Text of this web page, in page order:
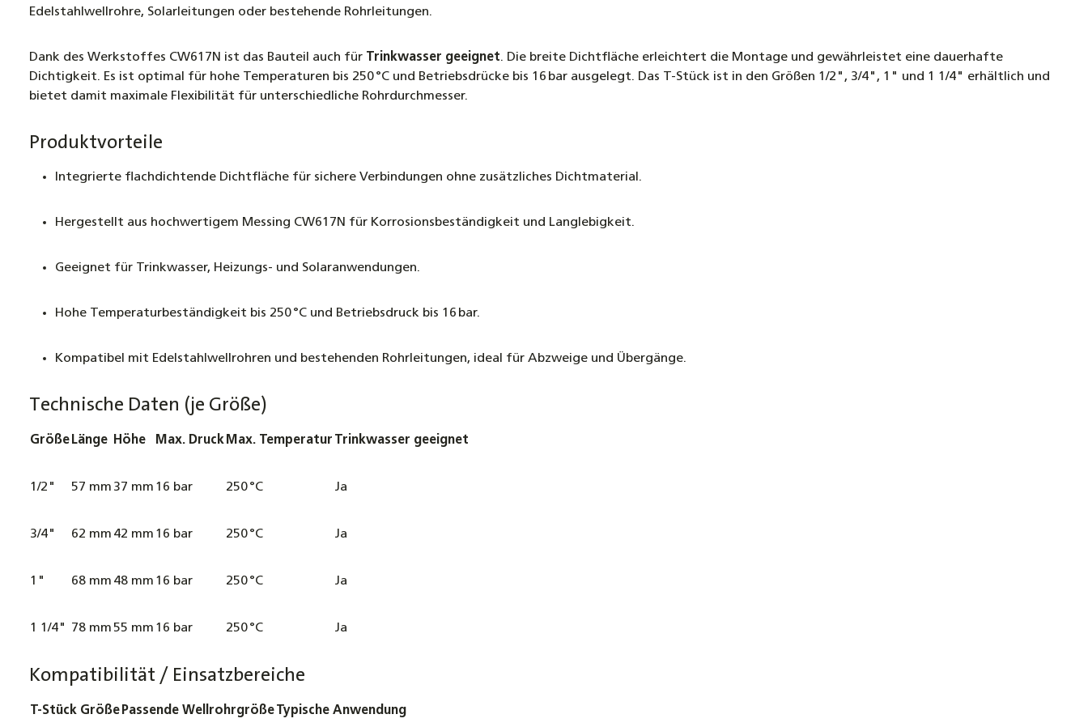
Edelstahlwellrohre, Solarleitungen oder bestehende Rohrleitungen.
Dank des Werkstoffes CW617N ist das Bauteil auch für Trinkwasser geeignet. Die breite Dichtfläche erleichtert die Montage und gewährleistet eine dauerhafte
Dichtigkeit. Es ist optimal für hohe Temperaturen bis 250 °C und Betriebsdrücke bis 16 bar ausgelegt. Das T-Stück ist in den Größen 1/2", 3/4", 1" und 1 1/4" erhältlich und
bietet damit maximale Flexibilität für unterschiedliche Rohrdurchmesser.
Produktvorteile
Integrierte flachdichtende Dichtfläche für sichere Verbindungen ohne zusätzliches Dichtmaterial.
Hergestellt aus hochwertigem Messing CW617N für Korrosionsbeständigkeit und Langlebigkeit.
Geeignet für Trinkwasser, Heizungs- und Solaranwendungen.
Hohe Temperaturbeständigkeit bis 250 °C und Betriebsdruck bis 16 bar.
Kompatibel mit Edelstahlwellrohren und bestehenden Rohrleitungen, ideal für Abzweige und Übergänge.
Technische Daten (je Größe)
Größe Länge Höhe Max. Druck Max. Temperatur Trinkwasser geeignet
1/2" 57 mm 37 mm 16 bar 250 °C Ja
3/4" 62 mm 42 mm 16 bar 250 °C Ja
1" 68 mm 48 mm 16 bar 250 °C Ja
1 1/4" 78 mm 55 mm 16 bar 250 °C Ja
Kompatibilität / Einsatzbereiche
T-Stück Größe Passende Wellrohrgröße Typische Anwendung